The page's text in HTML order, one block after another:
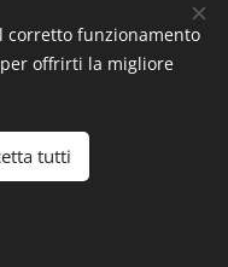
110 27049 Stradella
corretto funzionamento
offrirti la migliore
tutti